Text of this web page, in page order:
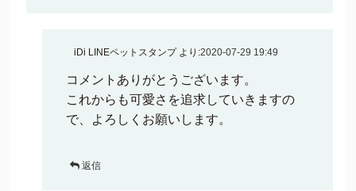
iDi LINEペットスタンプ より:2020-07-29 19:49
コメントありがとうございます。
これからも可愛さを追求していきますの
で、よろしくお願いします。
返信